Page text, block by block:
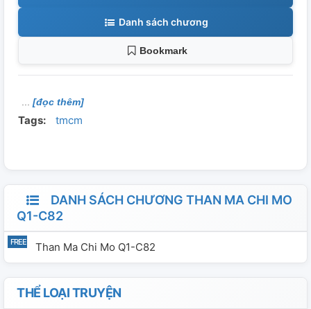
Danh sách chương
Bookmark
[đọc thêm]
Tags: tmcm
DANH SÁCH CHƯƠNG THAN MA CHI MO
Q1-C82
Than Ma Chi Mo Q1-C82
THỂ LOẠI TRUYỆN